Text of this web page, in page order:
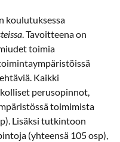
koulutuksessa
. Tavoitteena on
toimia
Kaikki
perusopinnot,
toimimista
Lisäksi tutkintoon
(yhteensä 105 osp),